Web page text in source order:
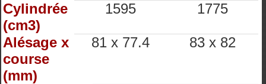
Cylindrée
(cm3)
1595 1775
Alésage x
course
(mm)
81 x 77.4 83 x 82